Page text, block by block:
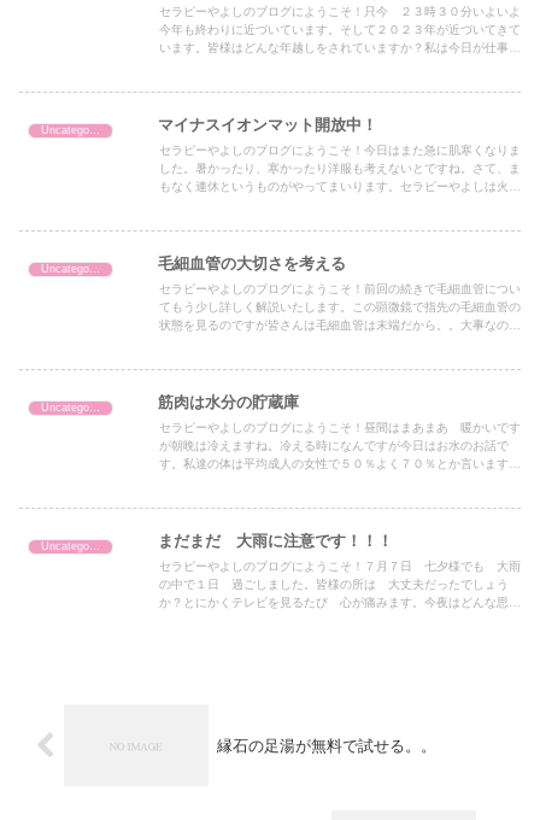
セラピーやよしのブログにようこそ！只今 ２３時３０分いよいよ
今年も終わりに近づいています。そして２０２３年が近づいてきて
います。皆様はどんな年越しをされていますか？私は今日が仕事納
Uncategorized マイナスイオンマット開放中！
セラピーやよしのブログにようこそ！今日はまた急に肌寒くなりま
した。暑かったり、寒かったり洋服も考えないとですね。さて、ま
もなく連休というものがやってまいります。セラピーやよしは火曜
Uncategorized 毛細血管の大切さを考える
セラピーやよしのブログにようこそ！前回の続きで毛細血管につい
てもう少し詳しく解説いたします。この顕微鏡で指先の毛細血管の
状態を見るのですが皆さんは毛細血管は末端だから。。大事なのは
Uncategorized 筋肉は水分の貯蔵庫
セラピーやよしのブログにようこそ！昼間はまあまあ 暖かいです
が朝晩は冷えますね。冷える時になんですが今日はお水のお話で
す。私達の体は平均成人の女性で５０％よく７０％とか言いますが
Uncategorized まだまだ 大雨に注意です！！！
セラピーやよしのブログにようこそ！７月７日 七夕様でも 大雨
の中で１日 過ごしました。皆様の所は 大丈夫だったでしょう
か？とにかくテレビを見るたび 心が痛みます。今夜はどんな思い
縁石の足湯が無料で試せる。。